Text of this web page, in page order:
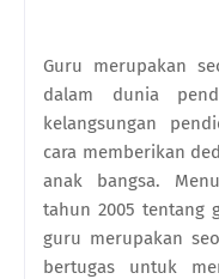
Guru merupakan
dalam dunia
kelangsungan
cara memberikan
anak bangsa.
tahun 2005 tentang
guru merupakan
bertugas untuk